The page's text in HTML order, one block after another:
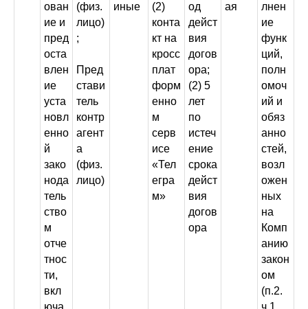
ован
ие и
пред
оста
влен
ие
уста
новл
енно
й
зако
нода
тель
ство
м
отче
тнос
ти,
вкл
юча
(физ.
лицо)
;
Пред
стави
тель
контр
агент
а
(физ.
лицо)
иные
(2)
конта
кт на
кросс
плат
форм
енно
м
серв
исе
«Тел
егра
м»
од
дейст
вия
догов
ора;
(2) 5
лет
по
истеч
ение
срока
дейст
вия
догов
ора
ая
лнен
ие
функ
ций,
полн
омоч
ий и
обяз
анно
стей,
возл
ожен
ных
на
Комп
анию
закон
ом
(п.2.
ч.1.